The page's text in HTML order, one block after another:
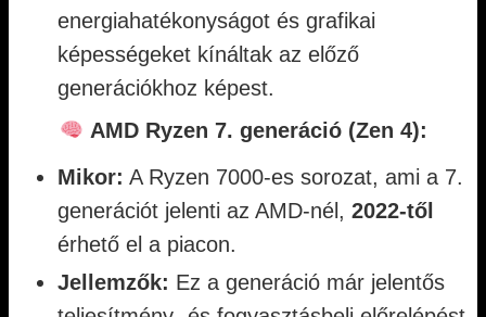
energiahatékonyságot és grafikai
képességeket kínáltak az előző
generációkhoz képest.
AMD Ryzen 7. generáció (Zen 4):
Mikor: A Ryzen 7000-es sorozat, ami a 7.
generációt jelenti az AMD-nél, 2022-től
érhető el a piacon.
Jellemzők: Ez a generáció már jelentős